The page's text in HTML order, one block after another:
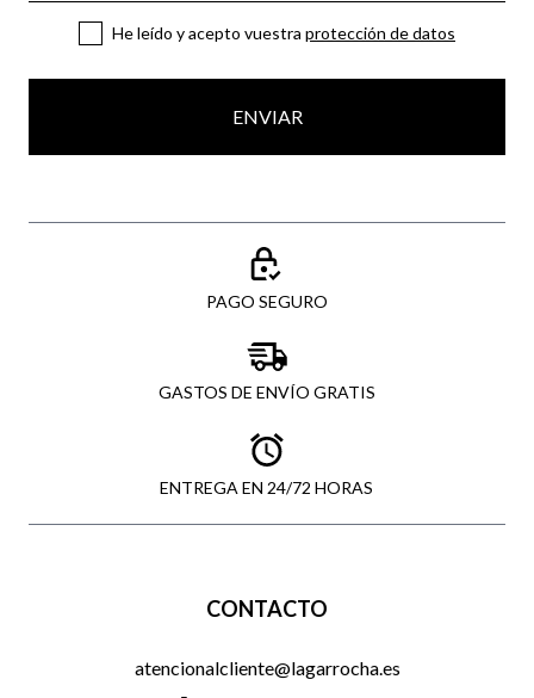
He leído y acepto vuestra protección de datos
ENVIAR
PAGO SEGURO
GASTOS DE ENVÍO GRATIS
ENTREGA EN 24/72 HORAS
CONTACTO
atencionalcliente@lagarrocha.es